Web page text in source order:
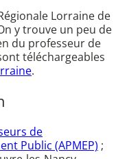
Lorraine de
y trouve un peu de
du professeur de
téléchargeables
.
de
Public (APMEP) ;